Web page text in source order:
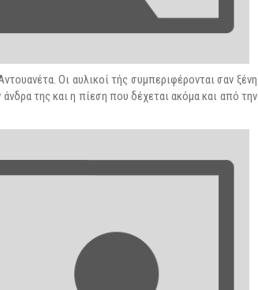
Οι αυλικοί τής συμπεριφέρονται σαν ξένη
της και η πίεση που δέχεται ακόμα και από την